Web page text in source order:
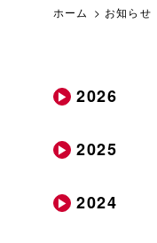
ホーム > お知らせ
2026
2025
2024